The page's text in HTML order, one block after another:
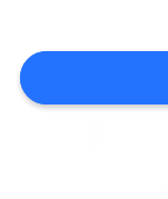
DEL
SITO